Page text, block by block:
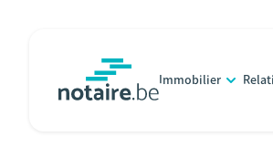
principal
Immobilier